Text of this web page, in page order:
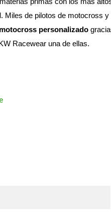
Miles de pilotos de motocross y
personalizado
Racewear una de ellas.